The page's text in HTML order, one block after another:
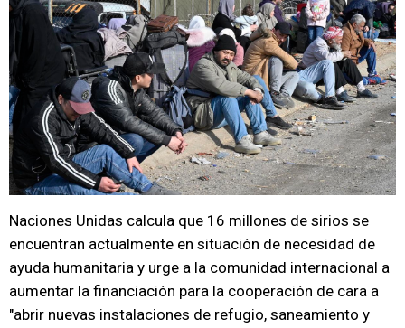
Naciones Unidas calcula que 16 millones de sirios se
encuentran actualmente en situación de necesidad de
ayuda humanitaria y urge a la comunidad internacional a
aumentar la financiación para la cooperación de cara a
"abrir nuevas instalaciones de refugio, saneamiento y